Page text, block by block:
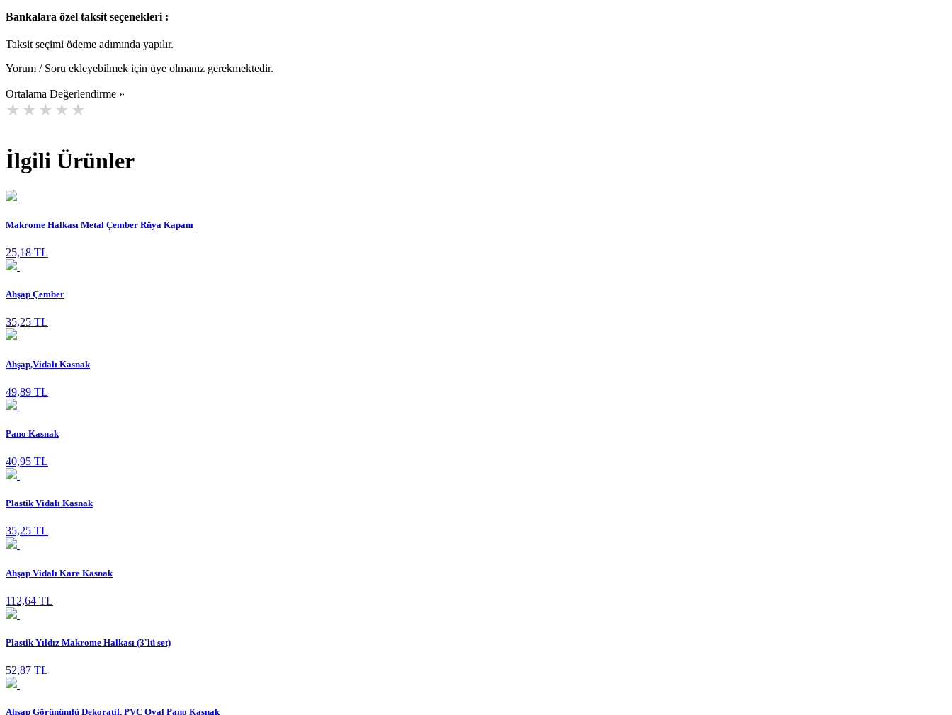
Bankalara özel taksit seçenekleri :
Taksit seçimi ödeme adımında yapılır.
Yorum / Soru ekleyebilmek için üye olmanız gerekmektedir.
Ortalama Değerlendirme »
İlgili Ürünler
Makrome Halkası Metal Çember Rüya Kapanı
25,18 TL
Ahşap Çember
35,25 TL
Ahşap,Vidalı Kasnak
49,89 TL
Pano Kasnak
40,95 TL
Plastik Vidalı Kasnak
35,25 TL
Ahşap Vidalı Kare Kasnak
112,64 TL
Plastik Yıldız Makrome Halkası (3'lü set)
52,87 TL
Ahşap Görünümlü Dekoratif, PVC Oval Pano Kasnak